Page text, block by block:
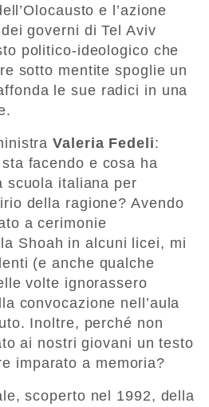
e l’azione
governi di Tel Aviv
politico-ideologico che
sotto mentite spoglie un
le sue radici in una
Valeria Fedeli:
facendo e cosa ha
scuola italiana per
della ragione? Avendo
a cerimonie
Shoah in alcuni licei, mi
(e anche qualche
volte ignorassero
convocazione nell’aula
Inoltre, perché non
ai nostri giovani un testo
imparato a memoria?
scoperto nel 1992, della